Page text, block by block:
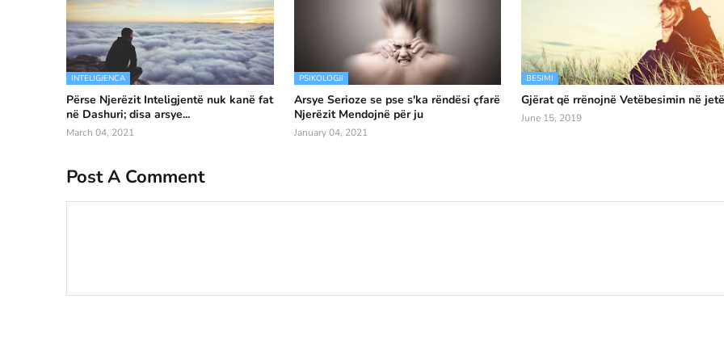
INTELIGJENCA
Përse Njerëzit Inteligjentë nuk kanë fat
në Dashuri; disa arsye...
March 04, 2021
PSIKOLOGJI
Arsye Serioze se pse s'ka rëndësi çfarë
Njerëzit Mendojnë për ju
January 04, 2021
BESIMI
Gjërat që rrënojnë Vetëbesimin në
June 15, 2019
Post A Comment